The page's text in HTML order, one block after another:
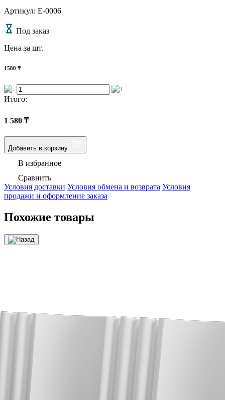
Артикул: E-0006
Под заказ
Цена за шт.
1580 ₸
Итого:
1 580 ₸
Добавить в корзину
В избранное
Сравнить
Условия доставки Условия обмена и возврата Условия
продажи и оформление заказа
Похожие товары